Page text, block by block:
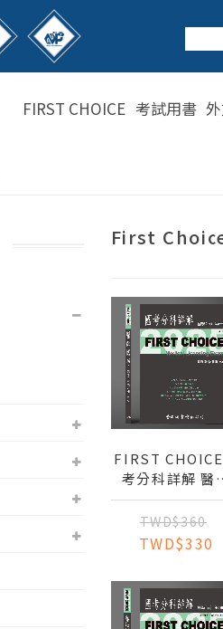
FIRST CHOICE 考試用書
First
FIRST
考分科詳解 醫
（五）第6冊
_2025
TWD$360
TWD$330